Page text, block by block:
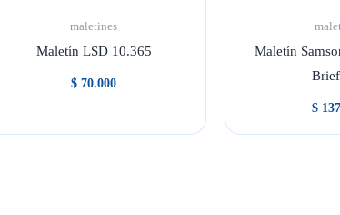
maletines
Maletín LSD 10.365
$ 70.000
Maletín
$